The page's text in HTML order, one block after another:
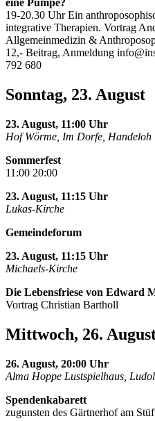
19-20.30 Uhr Ein
integrative Therapien. Vortrag
Allgemeinmedizin &
12,- Beitrag, Anmeldung
792 680
Sonntag, 23. August
23. August, 11:00 Uhr
Hof Wörme, Im Dorfe, Handeloh
Sommerfest
11:00 20:00
23. August, 11:15 Uhr
Lukas-Kirche
Gemeindeforum
23. August, 11:15 Uhr
Michaels-Kirche
Die Lebensfriese von Edward
Vortrag Christian Bartholl
Mittwoch, 26.
26. August, 20:00 Uhr
Alma Hoppe Lustspielhaus,
Spendenkabarett
zugunsten des Gärtnerhof am